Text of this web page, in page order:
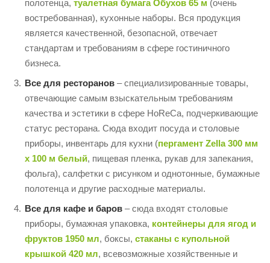
полотенца, туалетная бумага Обухов 65 м (очень
востребованная), кухонные наборы. Вся продукция
является качественной, безопасной, отвечает
стандартам и требованиям в сфере гостиничного
бизнеса.
Все для ресторанов – специализированные товары,
отвечающие самым взыскательным требованиям
качества и эстетики в сфере HoReCa, подчеркивающие
статус ресторана. Сюда входит посуда и столовые
приборы, инвентарь для кухни (пергамент Zella 300 мм
х 100 м белый, пищевая пленка, рукав для запекания,
фольга), салфетки с рисунком и однотонные, бумажные
полотенца и другие расходные материалы.
Все для кафе и баров – сюда входят столовые
приборы, бумажная упаковка, контейнеры для ягод и
фруктов 1950 мл, боксы, стаканы с купольной
крышкой 420 мл, всевозможные хозяйственные и